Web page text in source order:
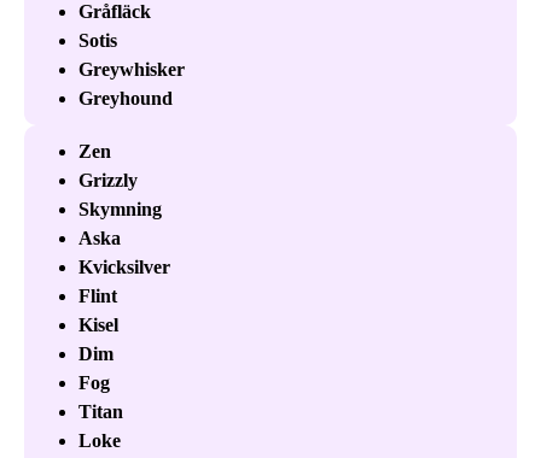
Gråfläck
Sotis
Greywhisker
Greyhound
Zen
Grizzly
Skymning
Aska
Kvicksilver
Flint
Kisel
Dim
Fog
Titan
Loke